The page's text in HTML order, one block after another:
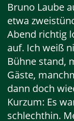
Bruno Laube
etwa
Abend richtig
auf. Ich weiß
Bühne stand,
Gäste,
dann doch
Kurzum: Es
schlechthin.